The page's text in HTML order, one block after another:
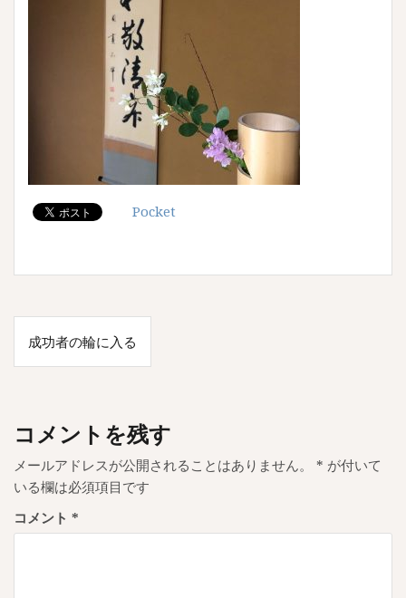
Pocket
投
稿
ビ
ゲ
ー
シ
ョ
成功者の輪に入る
コメントを残す
メールアドレスが公開されることはありません。 * が付いて
いる欄は必須項目です
コメント *